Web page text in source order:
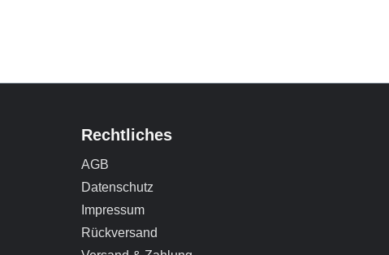
Rechtliches
AGB
Datenschutz
Impressum
Rückversand